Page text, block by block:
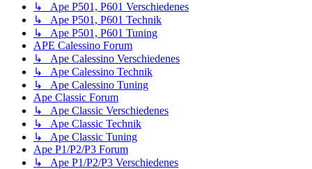
↳ Ape P501, P601 Verschiedenes
↳ Ape P501, P601 Technik
↳ Ape P501, P601 Tuning
APE Calessino Forum
↳ Ape Calessino Verschiedenes
↳ Ape Calessino Technik
↳ Ape Calessino Tuning
Ape Classic Forum
↳ Ape Classic Verschiedenes
↳ Ape Classic Technik
↳ Ape Classic Tuning
Ape P1/P2/P3 Forum
↳ Ape P1/P2/P3 Verschiedenes